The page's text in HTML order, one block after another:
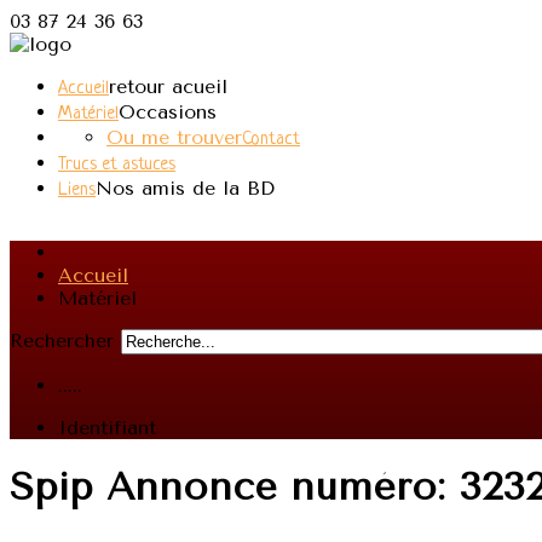
03 87 24 36 63
Accueilretour acueil
MatérielOccasions
Contact
Ou me trouver
Trucs et astuces
LiensNos amis de la BD
Accueil
Matériel
Rechercher
.....
Identifiant
Spip Annonce numéro: